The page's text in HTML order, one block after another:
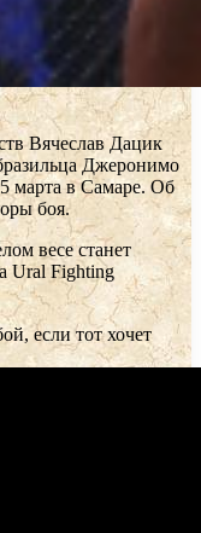
Вячеслав Дацик
Джеронимо
марта в Самаре. Об
боя.
весе станет
Ural Fighting
если тот хочет